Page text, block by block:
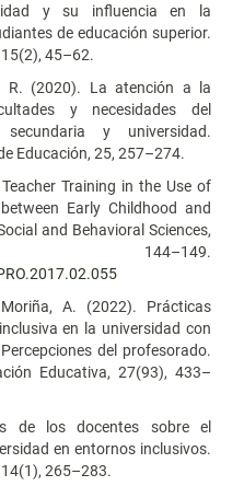
y su influencia en la
de educación superior.
45–62.
R. (2020). La atención a la
y necesidades del
y universidad.
Educación, 25, 257–274.
Training in the Use of
Early Childhood and
and Behavioral Sciences,
A. (2022). Prácticas
en la universidad con
del profesorado.
Educativa, 27(93), 433–
de los docentes sobre el
en entornos inclusivos.
265–283.